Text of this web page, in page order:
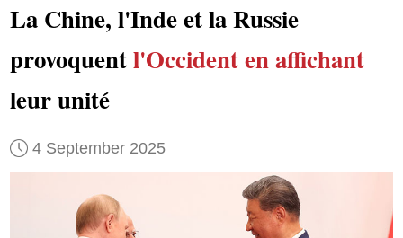
La Chine, l'Inde et la Russie
provoquentl'Occidenten affichant
leur unité
4 September 2025